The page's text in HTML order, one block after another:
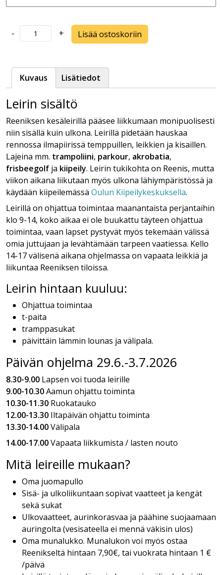
-
Reeniksen
kesäleiri
/
29.6.-3.7.2026
+ Lisää ostoskoriin
Kuvaus Lisätiedot
Leirin sisältö
Reeniksen kesäleirillä pääsee liikkumaan monipuolisesti
niin sisällä kuin ulkona. Leirillä pidetään hauskaa
rennossa ilmapiirissä temppuillen, leikkien ja kisaillen.
Lajeina mm. trampoliini, parkour, akrobatia,
frisbeegolf ja kiipeily. Leirin tukikohta on Reenis, mutta
viikon aikana liikutaan myös ulkona lähiympäristössä ja
käydään kiipeilemässä Oulun Kiipeilykeskuksella.
Leirillä on ohjattua toimintaa maanantaista perjantaihin
klo 9-14, koko aikaa ei ole buukattu täyteen ohjattua
toimintaa, vaan lapset pystyvät myös tekemään välissä
omia juttujaan ja levähtämään tarpeen vaatiessa. Kello
14-17 välisenä aikana ohjelmassa on vapaata leikkiä ja
liikuntaa Reeniksen tiloissa.
Leirin hintaan kuuluu:
Ohjattua toimintaa
t-paita
tramppasukat
päivittäin lämmin lounas ja välipala.
Päivän ohjelma 29.6.-3.7.2026
8.30-9.00 Lapsen voi tuoda leirille
9.00-10.30Aamun ohjattu toiminta
10.30-11.30 Ruokatauko
12.00-13.30 Iltapäivän ohjattu toiminta
13.30-14.00Välipala
14.00-17.00Vapaata liikkumista / lasten nouto
Mitä leireille mukaan?
Oma juomapullo
Sisä- ja ulkoliikuntaan sopivat vaatteet ja kengät
sekä sukat
Ulkovaatteet, aurinkorasvaa ja päähine suojaamaan
auringolta (vesisateella ei mennä väkisin ulos)
Oma munalukko. Munalukon voi myös ostaa
Reenikseltä hintaan 7,90€, tai vuokrata hintaan 1 €
/päivä